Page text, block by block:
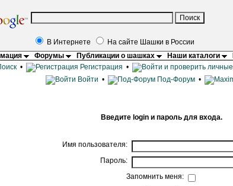
В Интернете
На сайте Шашки в России
Форумы Публикации о шашках Наши каталоги
• Регистрация •
Войти • Под-Форум •
Введите login и пароль для входа.
Имя пользователя:
Пароль:
Запомнить меня: